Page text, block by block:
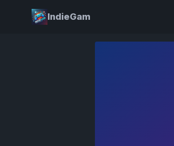
IndieGam